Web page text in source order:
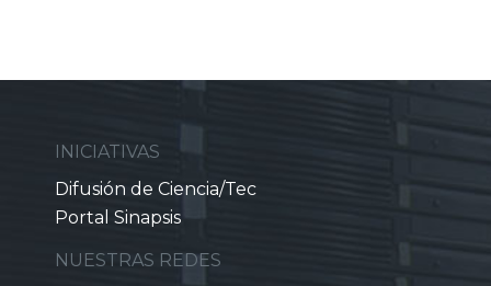
INICIATIVAS
Difusión de Ciencia/Tec
Portal Sinapsis
NUESTRAS REDES